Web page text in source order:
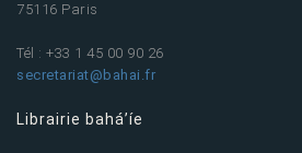
75116 Paris
Tél : +33 1 45 00 90 26
secretariat@bahai.fr
Librairie bahá’íe